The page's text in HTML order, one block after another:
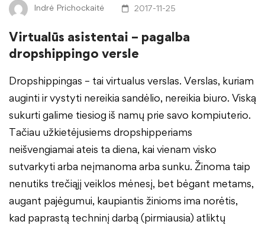
Indrė Prichockaitė 2017-11-25
Virtualūs asistentai – pagalba
dropshippingo versle
Dropshippingas – tai virtualus verslas. Verslas, kuriam
auginti ir vystyti nereikia sandėlio, nereikia biuro. Viską
sukurti galime tiesiog iš namų prie savo kompiuterio.
Tačiau užkietėjusiems dropshipperiams
neišvengiamai ateis ta diena, kai vienam visko
sutvarkyti arba neįmanoma arba sunku. Žinoma taip
nenutiks trečiąjį veiklos mėnesį, bet bėgant metams,
augant pajėgumui, kaupiantis žinioms ima norėtis,
kad paprastą techninį darbą (pirmiausia) atliktų